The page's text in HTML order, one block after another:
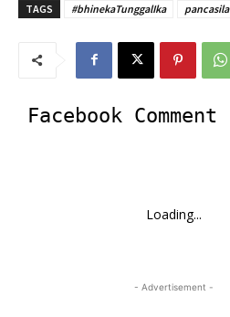
TAGS #bhinekaTunggalIka pancasila
Facebook Comment
Loading...
- Advertisement -